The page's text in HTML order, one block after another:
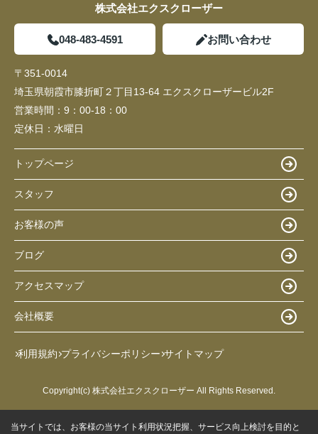
株式会社エクスクローザー
048-483-4591 お問い合わせ
〒351-0014
埼玉県朝霞市膝折町２丁目13-64 エクスクローザービル2F
営業時間： 9：00-18：00
定休日： 水曜日
トップページ
スタッフ
お客様の声
ブログ
アクセスマップ
会社概要
利用規約 プライバシーポリシー サイトマップ
Copyright(c) 株式会社エクスクローザー All Rights Reserved.
当サイトでは、お客様の当サイト利用状況把握、サービス向上検討を目的と